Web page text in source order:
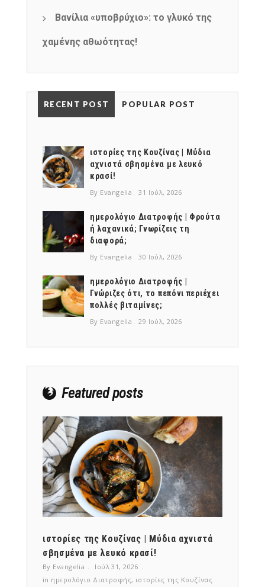
Βανίλια «υποβρύχιο»: το γλυκό της
χαμένης αθωότητας!
RECENT POST POPULAR POST
ιστορίες της Κουζίνας | Μύδια
αχνιστά σβησμένα με λευκό
κρασί!
By Evangelia 31 Ιούλ, 2026
ημερολόγιο Διατροφής | Φρούτα
ή λαχανικά; Γνωρίζεις τη
διαφορά;
By Evangelia 30 Ιούλ, 2026
ημερολόγιο Διατροφής |
Γνώριζες ότι, το πεπόνι περιέχει
πολλές βιταμίνες;
By Evangelia 29 Ιούλ, 2026
Featured posts
ιστορίες της Κουζίνας | Μύδια αχνιστά
σβησμένα με λευκό κρασί!
By Evangelia
Ιούλ 31, 2026
in ημερολόγιο Διατροφής, ιστορίες της Κουζίνας